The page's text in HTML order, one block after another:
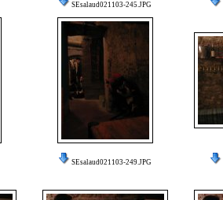
SEsalaud021103-245.JPG
SEsalaud021103-249.JPG